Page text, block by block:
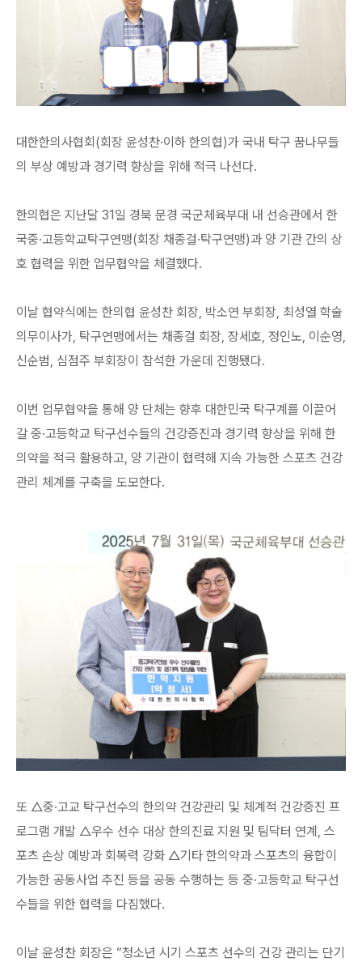
대한한의사협회(회장 윤성찬·이하 한의협)가 국내 탁구 꿈나무들
의 부상 예방과 경기력 향상을 위해 적극 나선다.
한의협은 지난달 31일 경북 문경 국군체육부대 내 선승관에서 한
국중·고등학교탁구연맹(회장 채종걸·탁구연맹)과 양 기관 간의 상
호 협력을 위한 업무협약을 체결했다.
이날 협약식에는 한의협 윤성찬 회장, 박소연 부회장, 최성열 학술
의무이사가, 탁구연맹에서는 채종걸 회장, 장세호, 정인노, 이순영,
신순범, 심점주 부회장이 참석한 가운데 진행됐다.
이번 업무협약을 통해 양 단체는 향후 대한민국 탁구계를 이끌어
갈 중·고등학교 탁구선수들의 건강증진과 경기력 향상을 위해 한
의약을 적극 활용하고, 양 기관이 협력해 지속 가능한 스포츠 건강
관리 체계를 구축을 도모한다.
또 △중·고교 탁구선수의 한의약 건강관리 및 체계적 건강증진 프
로그램 개발 △우수 선수 대상 한의진료 지원 및 팀닥터 연계, 스
포츠 손상 예방과 회복력 강화 △기타 한의약과 스포츠의 융합이
가능한 공동사업 추진 등을 공동 수행하는 등 중·고등학교 탁구선
수들을 위한 협력을 다짐했다.
이날 윤성찬 회장은 “청소년 시기 스포츠 선수의 건강 관리는 단기